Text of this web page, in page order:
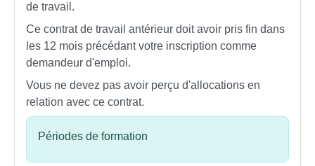
de travail.
Ce contrat de travail antérieur doit avoir pris fin dans
les 12 mois précédant votre inscription comme
demandeur d'emploi.
Vous ne devez pas avoir perçu d'allocations en
relation avec ce contrat.
Périodes de formation